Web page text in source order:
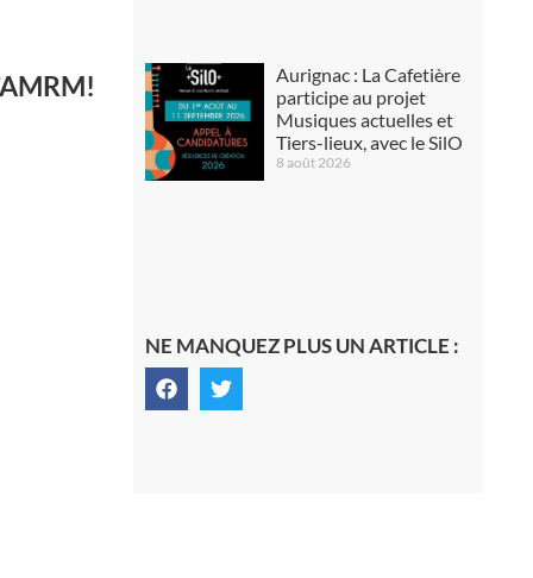
Aurignac : La Cafetière
participe au projet
Musiques actuelles et
Tiers-lieux, avec le SilO
8 août 2026
NE MANQUEZ PLUS UN ARTICLE :